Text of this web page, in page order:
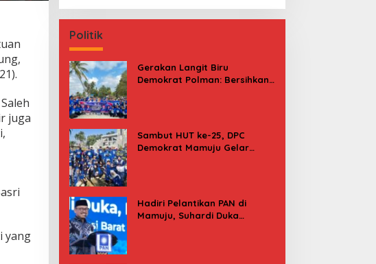
juga
yang
Politik
Gerakan Langit Biru
Demokrat Polman: Bersihkan
Sambut HUT ke-25, DPC
Demokrat Mamuju Gelar
Hadiri Pelantikan PAN di
Mamuju, Suhardi Duka